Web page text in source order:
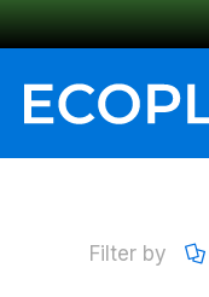
Filter by